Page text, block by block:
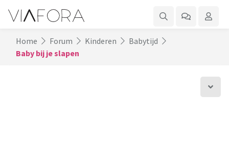
Home Forum Kinderen
Babytijd
Baby bij je slapen